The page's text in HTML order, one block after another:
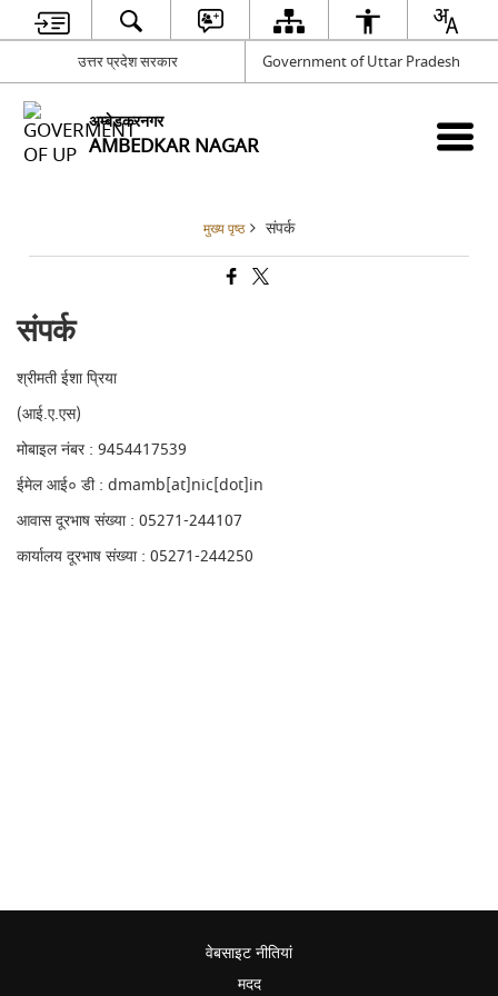
उत्तर प्रदेश सरकार Government of Uttar Pradesh
अम्बेडकरनगर
AMBEDKAR NAGAR
मुख्य पृष्ठ संपर्क
संपर्क
श्रीमती ईशा प्रिया
(आई.ए.एस)
मोबाइल नंबर : 9454417539
ईमेल आई० डी : dmamb[at]nic[dot]in
आवास दूरभाष संख्या : 05271-244107
कार्यालय दूरभाष संख्या : 05271-244250
वेबसाइट नीतियां
मदद